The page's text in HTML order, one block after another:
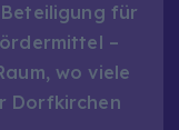
für
–
wo viele
Dorfkirchen